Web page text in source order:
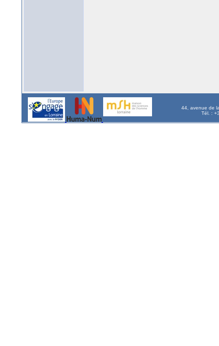
44, avenue de
Tél. :